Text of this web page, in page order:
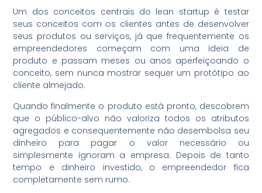
Um dos conceitos centrais do lean startup é testar
seus conceitos com os clientes antes de desenvolver
seus produtos ou serviços, já que frequentemente os
empreendedores começam com uma ideia de
produto e passam meses ou anos aperfeiçoando o
conceito, sem nunca mostrar sequer um protótipo ao
cliente almejado.
Quando finalmente o produto está pronto, descobrem
que o público-alvo não valoriza todos os atributos
agregados e consequentemente não desembolsa seu
dinheiro para pagar o valor necessário ou
simplesmente ignoram a empresa. Depois de tanto
tempo e dinheiro investido, o empreendedor fica
completamente sem rumo.